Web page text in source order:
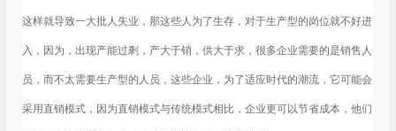
这样就导致一大批人失业，那这些人为了生存，对于生产型的岗位就不好进
入，因为，出现产能过剩，产大于销，供大于求，很多企业需要的是销售人
员，而不太需要生产型的人员，这些企业，为了适应时代的潮流，它可能会
采用直销模式，因为直销模式与传统模式相比，企业更可以节省成本，他们